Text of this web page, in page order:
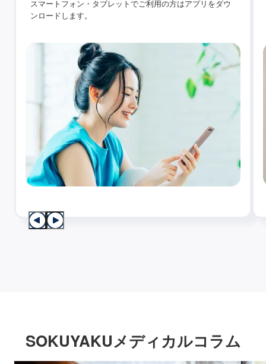
スマートフォン・タブレットでご利用の方はアプリをダウ
ンロードします。
SOKUYAKUメディカルコラム